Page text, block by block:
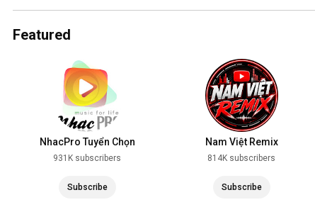
Featured
NhacPro Tuyển Chọn
931K subscribers
Subscribe
Nam Việt Remix
814K subscribers
Subscribe